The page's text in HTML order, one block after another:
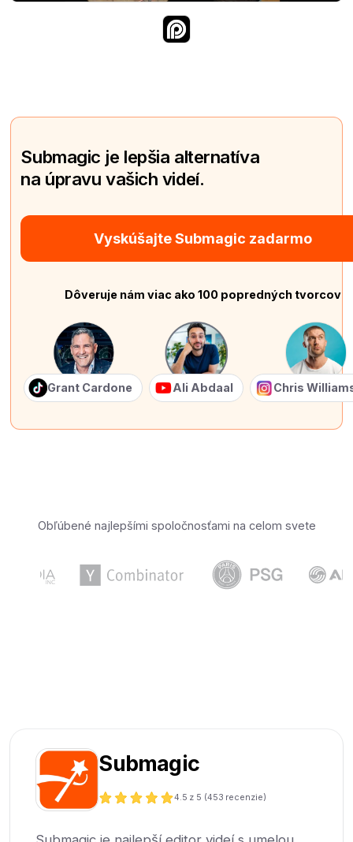
Submagic je lepšia alternatíva
na úpravu vašich videí.
Vyskúšajte Submagic zadarmo
Dôveruje nám viac ako 100 popredných tvorcov
Grant Cardone Ali Abdaal Chris
Obľúbené najlepšími spoločnosťami na celom svete
Submagic
4.5 z 5 (453 recenzie)